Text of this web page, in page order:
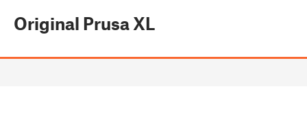
Original Prusa XL